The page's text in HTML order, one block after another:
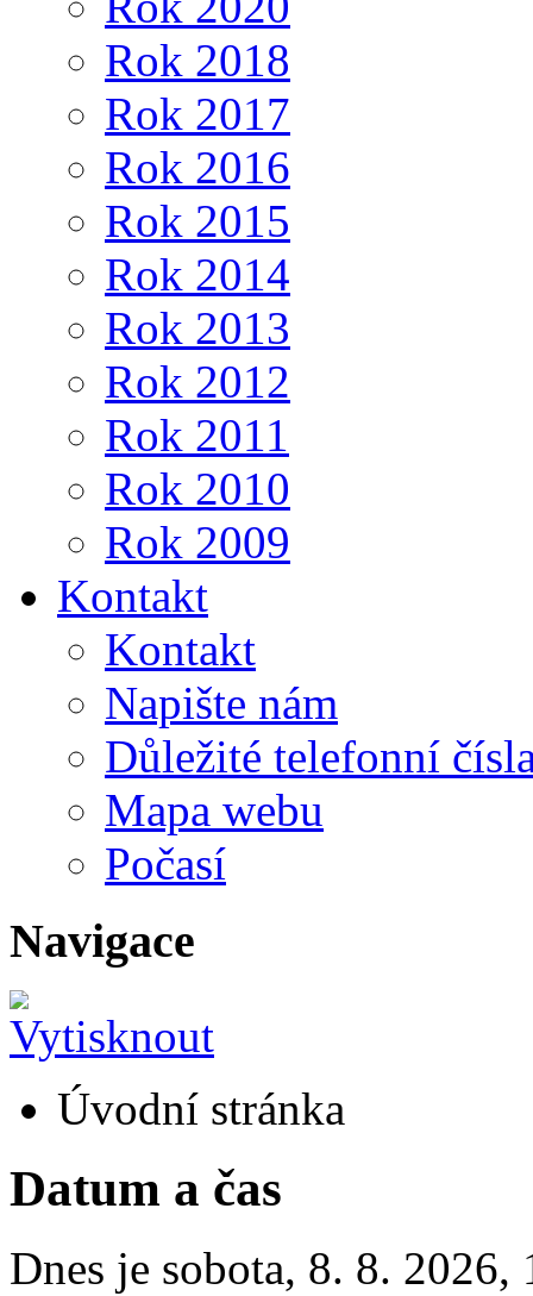
Rok 2018
Rok 2017
Rok 2016
Rok 2015
Rok 2014
Rok 2013
Rok 2012
Rok 2011
Rok 2010
Rok 2009
Kontakt
Kontakt
Napište nám
Důležité telefonní
Mapa webu
Počasí
Navigace
Úvodní stránka
Datum a čas
Dnes je sobota, 8. 8. 2026,